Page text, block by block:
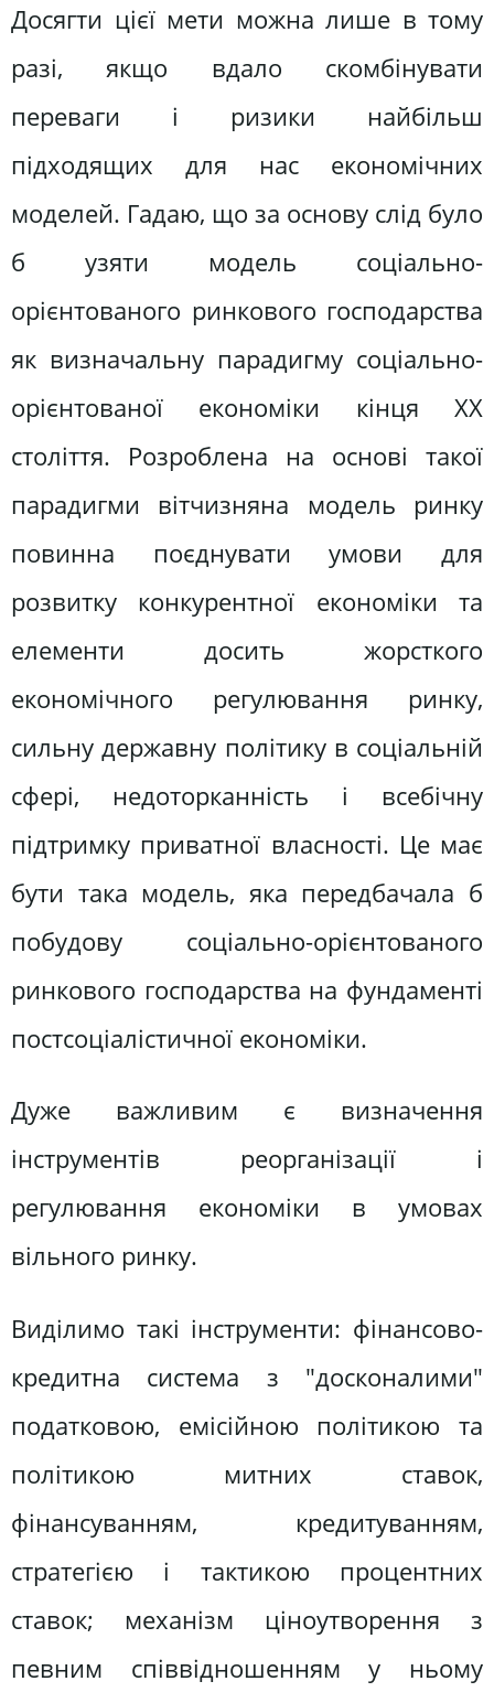
Досягти цієї мети можна лише в тому
разі, якщо вдало скомбінувати
переваги і ризики найбільш
підходящих для нас економічних
моделей. Гадаю, що за основу слід було
б узяти модель соціально-
орієнтованого ринкового господарства
як визначальну парадигму соціально-
орієнтованої економіки кінця ХХ
століття. Розроблена на основі такої
парадигми вітчизняна модель ринку
повинна поєднувати умови для
розвитку конкурентної економіки та
елементи досить жорсткого
економічного регулювання ринку,
сильну державну політику в соціальній
сфері, недоторканність і всебічну
підтримку приватної власності. Це має
бути така модель, яка передбачала б
побудову соціально-орієнтованого
ринкового господарства на фундаменті
постсоціалістичної економіки.
Дуже важливим є визначення
інструментів реорганізації і
регулювання економіки в умовах
вільного ринку.
Виділимо такі інструменти: фінансово-
кредитна система з "досконалими"
податковою, емісійною політикою та
політикою митних ставок,
фінансуванням, кредитуванням,
стратегією і тактикою процентних
ставок; механізм ціноутворення з
певним співвідношенням у ньому